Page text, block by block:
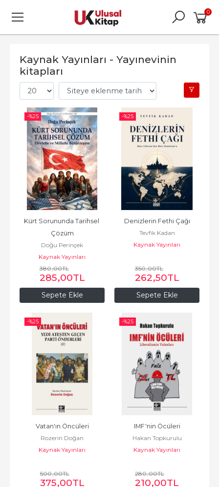
0
Kaynak Yayınları - Yayınevinin
kitapları
-%25
Sepete Ekle
Kürt Sorununda Tarihsel
Çözüm
Doğu Perinçek
Kaynak Yayınları
380,00TL
285,00TL
-%25
Sepete Ekle
Denizlerin Fethi Çağı
Tevfik Kadan
Kaynak Yayınları
350,00TL
262,50TL
-%25
Vatan'ın Öncüleri
Rozerin Doğan
Kaynak Yayınları
500,00TL
375,00TL
-%25
IMF'nin Öcüleri
Hakan Topkurulu
Kaynak Yayınları
280,00TL
210,00TL